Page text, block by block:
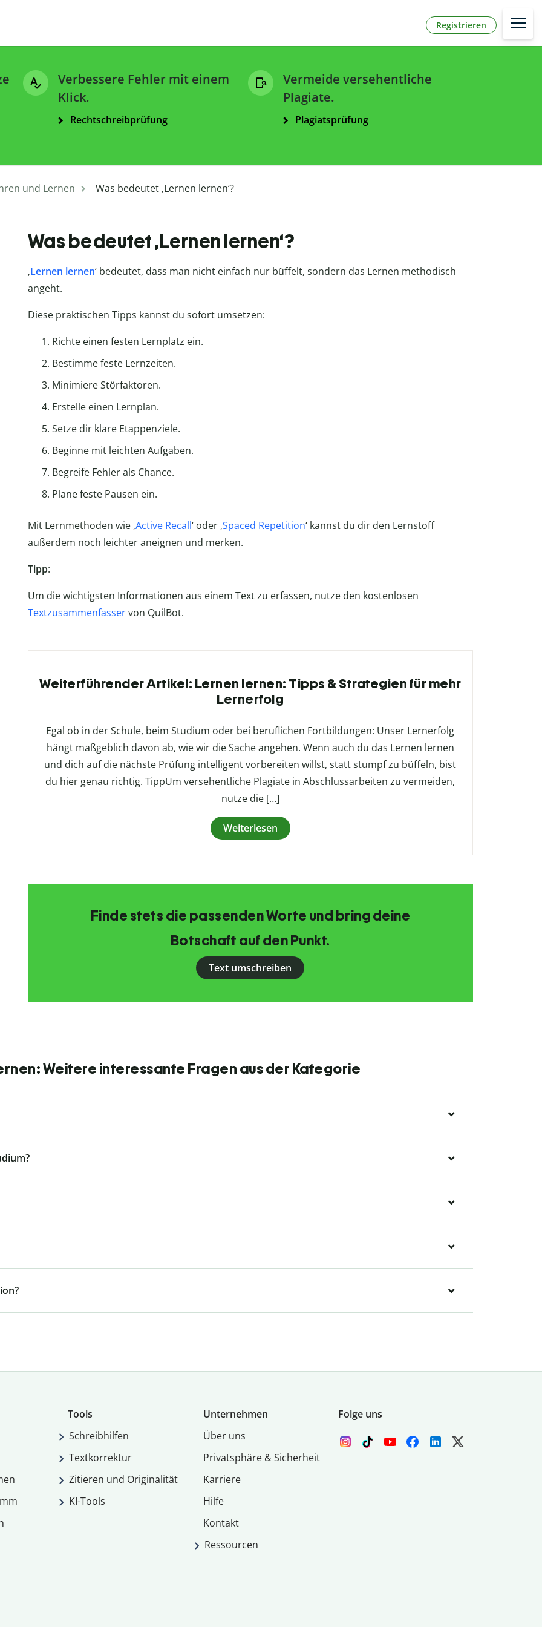
Registrieren
Verbessere Fehler mit einem
Klick.
Rechtschreibprüfung
Vermeide versehentliche
Plagiate.
Plagiatsprüfung
und Lernen Was bedeutet ‚Lernen lernen‘?
Was bedeutet ‚Lernen lernen‘?
‚Lernen lernen‘ bedeutet, dass man nicht einfach nur büffelt, sondern das Lernen methodisch
angeht.
Diese praktischen Tipps kannst du sofort umsetzen:
Richte einen festen Lernplatz ein.
Bestimme feste Lernzeiten.
Minimiere Störfaktoren.
Erstelle einen Lernplan.
Setze dir klare Etappenziele.
Beginne mit leichten Aufgaben.
Begreife Fehler als Chance.
Plane feste Pausen ein.
Mit Lernmethoden wie ‚Active Recall‘ oder ‚Spaced Repetition‘ kannst du dir den Lernstoff
außerdem noch leichter aneignen und merken.
Tipp:
Um die wichtigsten Informationen aus einem Text zu erfassen, nutze den kostenlosen
Textzusammenfasservon QuilBot.
Weiterführender Artikel: Lernen lernen: Tipps & Strategien für mehr
Lernerfolg
Egal ob in der Schule, beim Studium oder bei beruflichen Fortbildungen: Unser Lernerfolg
hängt maßgeblich davon ab, wie wir die Sache angehen. Wenn auch du das Lernen lernen
und dich auf die nächste Prüfung intelligent vorbereiten willst, statt stumpf zu büffeln, bist
du hier genau richtig. TippUm versehentliche Plagiate in Abschlussarbeiten zu vermeiden,
nutze die […]
Weiterlesen
Finde stets die passenden Worte und bring deine
Botschaft auf den Punkt.
Text umschreiben
Weitere interessante Fragen aus der Kategorie
Tools
Schreibhilfen
Textkorrektur
Zitieren und Originalität
KI-Tools
Unternehmen
Über uns
Privatsphäre & Sicherheit
Karriere
Hilfe
Kontakt
Ressourcen
Folge uns